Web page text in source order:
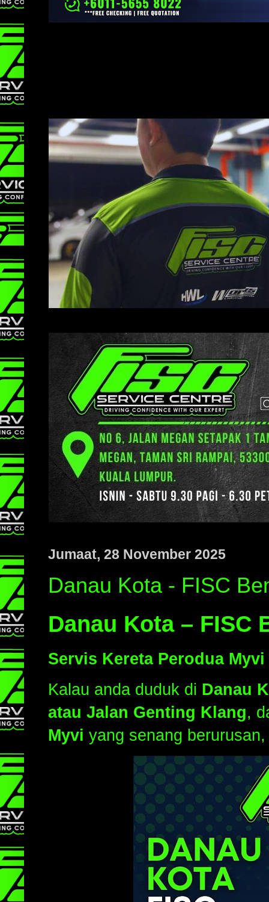
Jumaat, 28 November 2025
Danau Kota - FISC
Danau Kota – FISC
Servis Kereta Perodua
Kalau anda duduk di Danau
atau Jalan Genting Klang,
Myvi yang senang